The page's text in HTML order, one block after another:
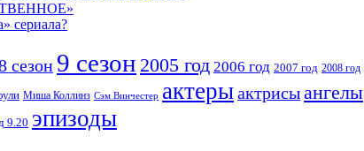
сериала?
сезон 9 сезон 2005 год 2006 год 2007 год 2008 год
Миша Коллинз Сэм Винчестер актерыактрисыангелы
9.20 эпизоды